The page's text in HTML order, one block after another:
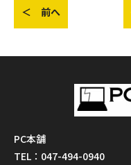
＜ 前へ
PC本舗
TEL：047-494-0940